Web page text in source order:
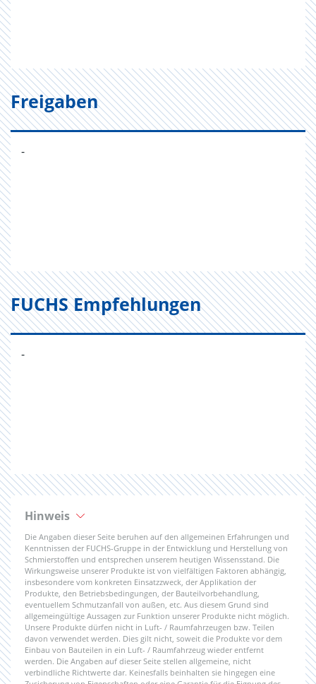
Freigaben
-
FUCHS Empfehlungen
-
Hinweis
Die Angaben dieser Seite beruhen auf den allgemeinen Erfahrungen und
Kenntnissen der FUCHS-Gruppe in der Entwicklung und Herstellung von
Schmierstoffen und entsprechen unserem heutigen Wissensstand. Die
Wirkungsweise unserer Produkte ist von vielfältigen Faktoren abhängig,
insbesondere vom konkreten Einsatzzweck, der Applikation der
Produkte, den Betriebsbedingungen, der Bauteilvorbehandlung,
eventuellem Schmutzanfall von außen, etc. Aus diesem Grund sind
allgemeingültige Aussagen zur Funktion unserer Produkte nicht möglich.
Unsere Produkte dürfen nicht in Luft- / Raumfahrzeugen bzw. Teilen
davon verwendet werden. Dies gilt nicht, soweit die Produkte vor dem
Einbau von Bauteilen in ein Luft- / Raumfahrzeug wieder entfernt
werden. Die Angaben auf dieser Seite stellen allgemeine, nicht
verbindliche Richtwerte dar. Keinesfalls beinhalten sie hingegen eine